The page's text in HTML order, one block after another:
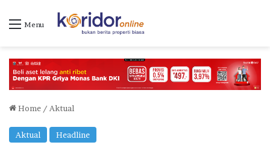
Menu
Home / Aktual
Aktual Headline